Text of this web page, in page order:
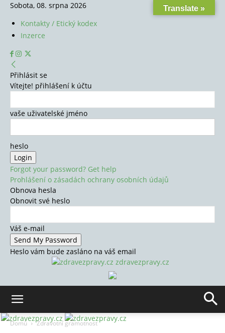
Sobota, 08. srpna 2026
Kontakty / Etický kodex
Inzerce
Přihlásit se
Vítejte! přihlášení k účtu
vaše uživatelské jméno
heslo
Forgot your password? Get help
Prohlášení o zásadách ochrany osobních údajů
Obnova hesla
Obnovit své heslo
Váš e-mail
Heslo vám bude zasláno na váš email
zdravezpravy.cz
Domů Zdravotní gramotnost
Translate »